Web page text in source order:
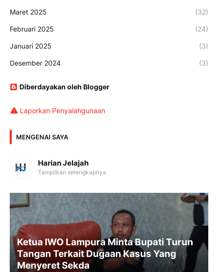
Maret 2025 (32)
Februari 2025 (24)
Januari 2025 (3)
Desember 2024 (3)
Diberdayakan oleh Blogger
Laporkan Penyalahgunaan
MENGENAI SAYA
Harian Jelajah
Tampilkan selengkapnya
Ketua IWO Lampura Minta Bupati Turun
Tangan Terkait Dugaan Kasus Yang
Menyeret Sekda